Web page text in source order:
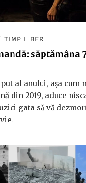
TIMP LIBER
săptămâna
al anului, așa cum
din 2019, aduce
gata să vă